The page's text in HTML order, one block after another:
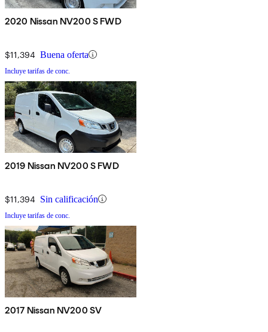
2020 Nissan NV200 S FWD
$11,394 Buena oferta
Incluye tarifas de conc.
2019 Nissan NV200 S FWD
$11,394 Sin calificación
Incluye tarifas de conc.
2017 Nissan NV200 SV